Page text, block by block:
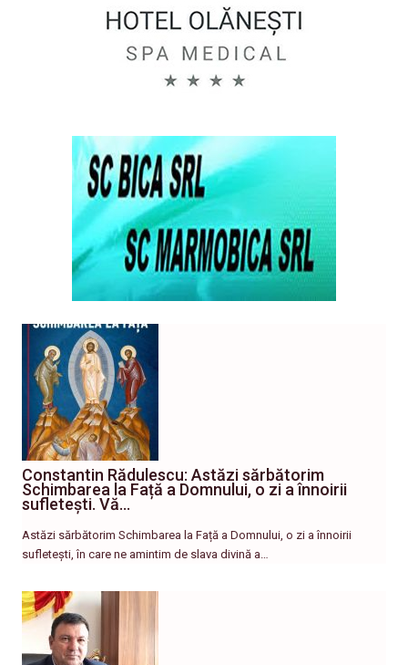
Constantin Rădulescu: Astăzi sărbătorim
Schimbarea la Față a Domnului, o zi a înnoirii
sufletești. Vă…
Astăzi sărbătorim Schimbarea la Față a Domnului, o zi a înnoirii
sufletești, în care ne amintim de slava divină a…